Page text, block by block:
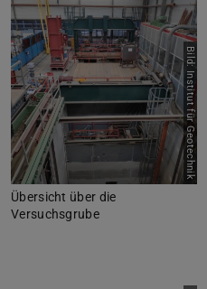
Bild: Institut für Geotechnik
Übersicht über die
Versuchsgrube